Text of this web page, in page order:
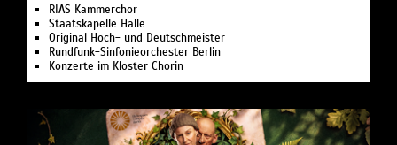
RIAS Kammerchor
Staatskapelle Halle
Original Hoch- und Deutschmeister
Rundfunk-Sinfonieorchester Berlin
Konzerte im Kloster Chorin